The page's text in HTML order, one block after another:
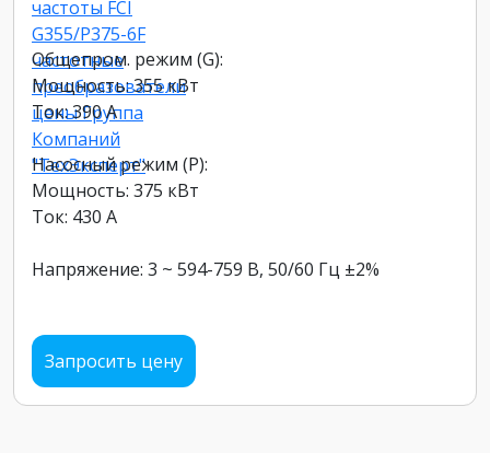
Общепром. режим (G):
Мощность: 355 кВт
Ток: 390 А
Насосный режим (P):
Мощность: 375 кВт
Ток: 430 А
Напряжение: 3 ~ 594-759 В, 50/60 Гц ±2%
Запросить цену